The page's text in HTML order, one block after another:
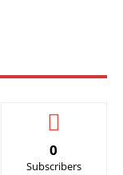
0
Subscribers